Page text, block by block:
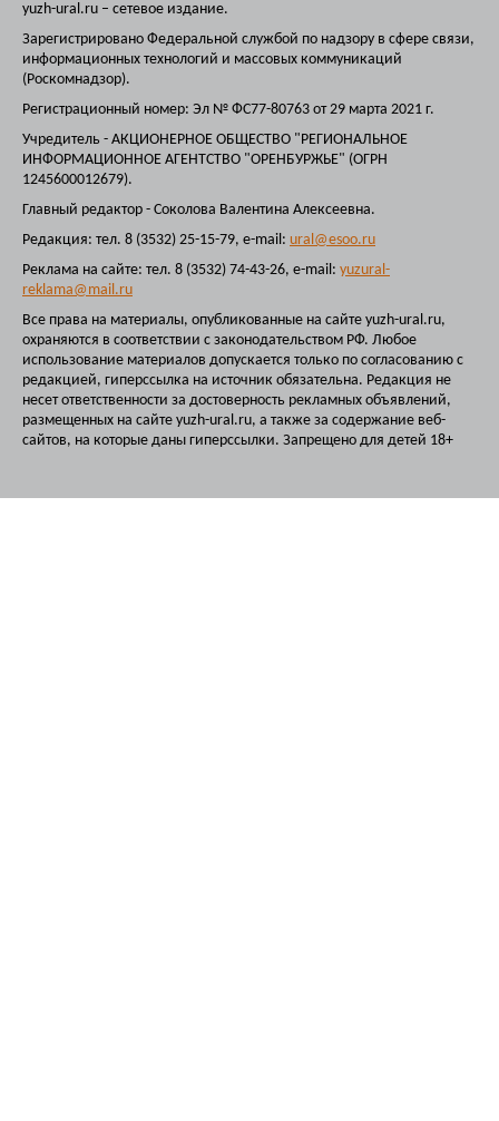
yuzh-ural.ru – сетевое издание.
Зарегистрировано Федеральной службой по надзору в сфере связи,
информационных технологий и массовых коммуникаций
(Роскомнадзор).
Регистрационный номер: Эл № ФС77-80763 от 29 марта 2021 г.
Учредитель - АКЦИОНЕРНОЕ ОБЩЕСТВО "РЕГИОНАЛЬНОЕ
ИНФОРМАЦИОННОЕ АГЕНТСТВО "ОРЕНБУРЖЬЕ" (ОГРН
1245600012679).
Главный редактор - Соколова Валентина Алексеевна.
Редакция: тел. 8 (3532) 25-15-79, e-mail: ural@esoo.ru
Реклама на сайте: тел. 8 (3532) 74-43-26, e-mail: yuzural-
reklama@mail.ru
Все права на материалы, опубликованные на сайте yuzh-ural.ru,
охраняются в соответствии с законодательством РФ. Любое
использование материалов допускается только по согласованию с
редакцией, гиперссылка на источник обязательна. Редакция не
несет ответственности за достоверность рекламных объявлений,
размещенных на сайте yuzh-ural.ru, а также за содержание веб-
сайтов, на которые даны гиперссылки. Запрещено для детей 18+